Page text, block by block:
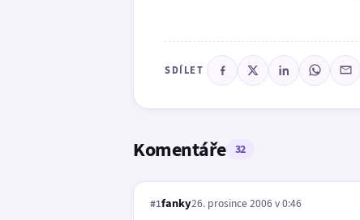
SDÍLET
Komentáře 32
#1fanky26. prosince 2006 v 0:46